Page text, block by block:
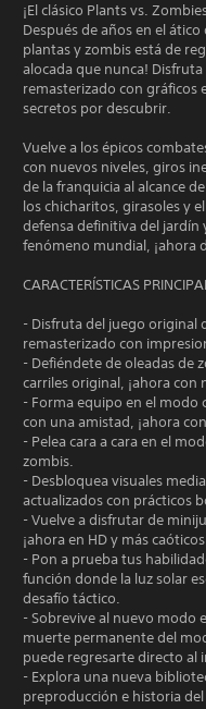
¡El clásico Plants vs.
Después de años en el
plantas y zombis está de
alocada que nunca!
remasterizado con gráficos
secretos por descubrir.
Vuelve a los épicos
con nuevos niveles, giros
de la franquicia al alcance
los chicharitos, girasoles y
defensa definitiva del jardín
fenómeno mundial, ¡ahora
CARACTERÍSTICAS
- Disfruta del juego original
remasterizado con
- Defiéndete de oleadas de
carriles original, ¡ahora
- Forma equipo en el modo
con una amistad, ¡ahora
- Pelea cara a cara en el
zombis.
- Desbloquea visuales
actualizados con prácticos
- Vuelve a disfrutar de
¡ahora en HD y más
- Pon a prueba tus
función donde la luz solar
desafío táctico.
- Sobrevive al nuevo modo
muerte permanente del
puede regresarte directo al
- Explora una nueva
preproducción e historia